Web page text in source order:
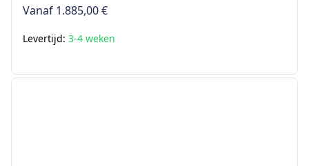
Vanaf 1.885,00 €
Levertijd: 3-4 weken